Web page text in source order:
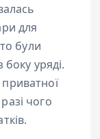
для
були
боку уряді.
чого